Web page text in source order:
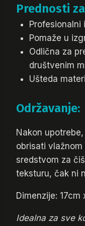
Prednosti
Pomaže u
Odlična za
društvenim
Ušteda
Održavanje:
Nakon
obrisati
sredstvom za
teksturu, čak ni
Dimenzije: 17cm
Idealna za sve